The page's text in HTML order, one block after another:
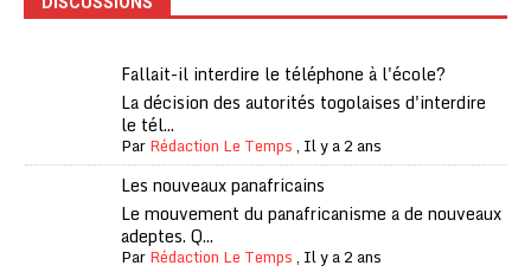
Fallait-il interdire le téléphone à l'école?
La décision des autorités togolaises d'interdire
le tél...
ParRédaction Le Temps, Il y a 2 ans
Les nouveaux panafricains
Le mouvement du panafricanisme a de nouveaux
adeptes. Q...
ParRédaction Le Temps, Il y a 2 ans